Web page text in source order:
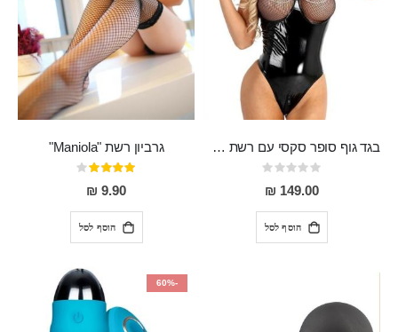
בגד גוף סופר סקסי עם רשת שקופה בחזה ושרשרות מלמעלה וריצרץ מלמטה Pan במפשעה
Rating:
0%
149.00 ₪
הוסף לסל
גרביון רשת "Maniola"
דירוג:
80%
9.90 ₪
הוסף לסל
-60%